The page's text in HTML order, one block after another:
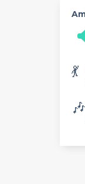
💃
🎶